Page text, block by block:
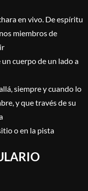
en vivo. De espíritu
miembros de
cuerpo de un lado a
siempre y cuando lo
y que través de su
o en la pista